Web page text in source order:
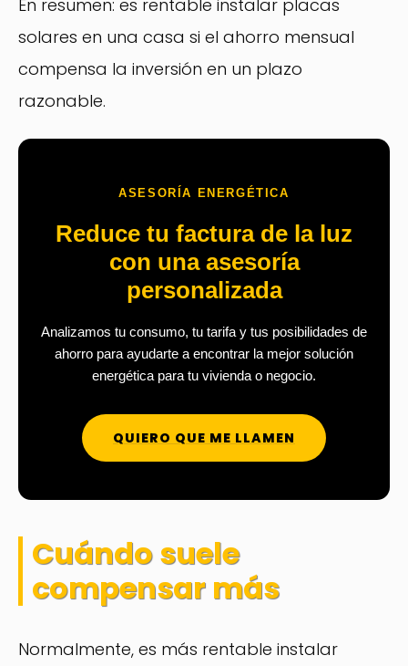
En resumen: es rentable instalar placas
solares en una casa si el ahorro mensual
compensa la inversión en un plazo
razonable.
ASESORÍA ENERGÉTICA
Reduce tu factura de la luz
con una asesoría
personalizada
Analizamos tu consumo, tu tarifa y tus posibilidades de
ahorro para ayudarte a encontrar la mejor solución
energética para tu vivienda o negocio.
QUIERO QUE ME LLAMEN
Cuándo suele
compensar más
Normalmente, es más rentable instalar